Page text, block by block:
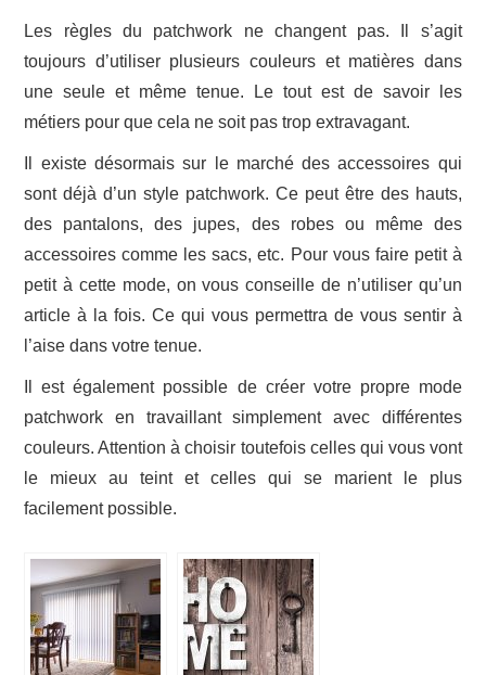
Les règles du patchwork ne changent pas. Il s’agit
toujours d’utiliser plusieurs couleurs et matières dans
une seule et même tenue. Le tout est de savoir les
métiers pour que cela ne soit pas trop extravagant.
Il existe désormais sur le marché des accessoires qui
sont déjà d’un style patchwork. Ce peut être des hauts,
des pantalons, des jupes, des robes ou même des
accessoires comme les sacs, etc. Pour vous faire petit à
petit à cette mode, on vous conseille de n’utiliser qu’un
article à la fois. Ce qui vous permettra de vous sentir à
l’aise dans votre tenue.
Il est également possible de créer votre propre mode
patchwork en travaillant simplement avec différentes
couleurs. Attention à choisir toutefois celles qui vous vont
le mieux au teint et celles qui se marient le plus
facilement possible.